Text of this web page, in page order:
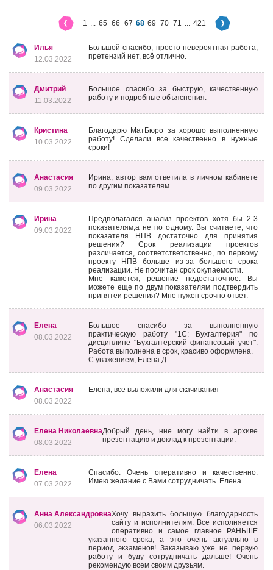
1 ... 65 66 67 68 69 70 71 ... 421
Илья
12.03.2022
Большой спасибо, просто невероятная работа,
претензий нет, всё отлично.
Дмитрий
11.03.2022
Большое спасибо за быструю, качественную
работу и подробные объяснения.
Кристина
10.03.2022
Благодарю МатБюро за хорошо выполненную
работу! Сделали все качественно в нужные
сроки!
Анастасия
09.03.2022
Ирина, автор вам ответила в личном кабинете
по другим показателям.
Ирина
09.03.2022
Предполагался анализ проектов хотя бы 2-3
показателям,а не по одному. Вы считаете, что
показателя НПВ достаточно для принятия
решения? Срок реализации проектов
различается, соответстветственно, по первому
проекту НПВ больше из-за большего срока
реализации. Не посчитан срок окупаемости.
Мне кажется, решение недостаточное. Вы
можете еще по двум показателям подтвердить
принятеи решения? Мне нужен срочно ответ.
Елена
08.03.2022
Большое спасибо за выполненную
практическую работу "1С: Бухгалтерия" по
дисциплине "Бухгалтерский финансовый учет".
Работа выполнена в срок, красиво оформлена.
С уважением, Елена Д..
Анастасия
08.03.2022
Елена, все выложили для скачивания
Елена Николаевна
08.03.2022
Добрый день, нне могу найти в архиве
презентацию и доклад к презентации.
Елена
07.03.2022
Спасибо. Очень оперативно и качественно.
Имею желание с Вами сотрудничать. Елена.
Анна Александровна
06.03.2022
Хочу выразить большую благодарность
сайту и исполнителям. Все исполняется
оперативно и самое главное РАНЬШЕ
указанного срока, а это очень актуально в
период экзаменов! Заказываю уже не первую
работу и буду сотрудничать дальше! Очень
рекомендую всем своим друзьям.